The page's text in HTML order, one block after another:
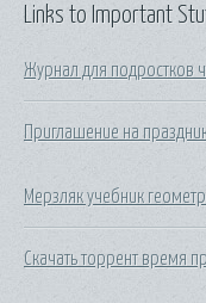
Links to Important
Журнал для подростков
Приглашение на
Мерзляк учебник
Скачать торрент время